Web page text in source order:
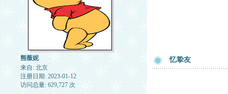
熊薇妮
来自: 北京
注册日期: 2023-01-12
访问总量: 629,727 次
忆挚友